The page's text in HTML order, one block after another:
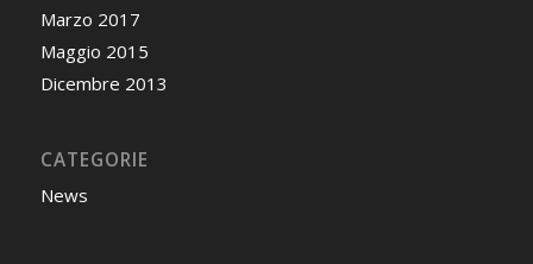
Marzo 2017
Maggio 2015
Dicembre 2013
CATEGORIE
News